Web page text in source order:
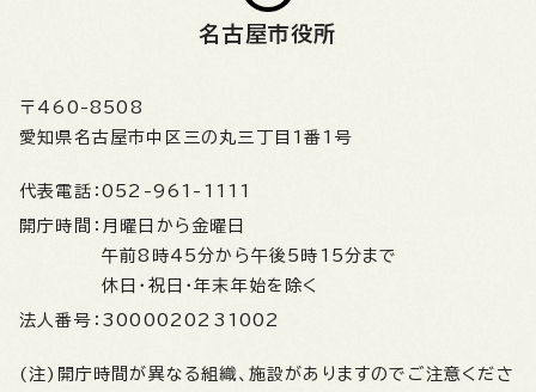
名古屋市役所
〒460-8508
愛知県名古屋市中区三の丸三丁目1番1号
代表電話： 052-961-1111
開庁時間： 月曜日から金曜日
午前8時45分から午後5時15分まで
休日・祝日・年末年始を除く
法人番号： 3000020231002
(注)開庁時間が異なる組織、施設がありますのでご注意くださ